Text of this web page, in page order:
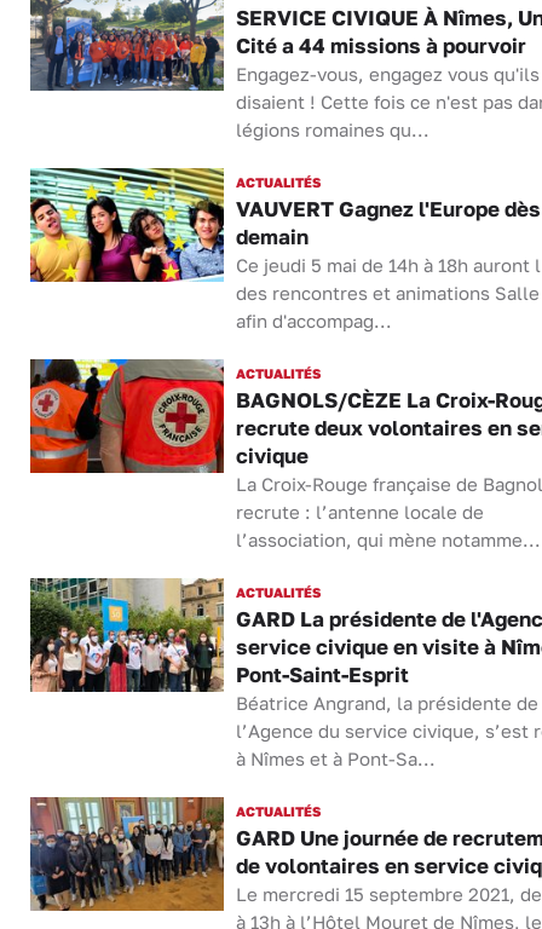
SERVICE CIVIQUE À Nîmes,
Cité a 44 missions à pourvoir
Engagez-vous, engagez vous qu'ils
disaient ! Cette fois ce n'est pas
légions romaines qu...
ACTUALITÉS
VAUVERT Gagnez l'Europe dès
demain
Ce jeudi 5 mai de 14h à 18h auront
des rencontres et animations
afin d'accompag...
ACTUALITÉS
BAGNOLS/CÈZE La Croix-
recrute deux volontaires en
civique
La Croix-Rouge française de
recrute : l’antenne locale de
l’association, qui mène notamme...
ACTUALITÉS
GARD La présidente de
service civique en visite à
Pont-Saint-Esprit
Béatrice Angrand, la présidente de
l’Agence du service civique, s’est
à Nîmes et à Pont-Sa...
ACTUALITÉS
GARD Une journée de
de volontaires en service
Le mercredi 15 septembre 2021,
à 13h à l’Hôtel Mouret de Nîmes, le